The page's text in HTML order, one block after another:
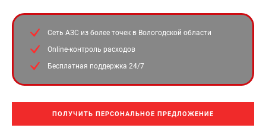
в
Вологодской
области
Сеть АЗС из более точек в Вологодской области
Online-контроль расходов
Бесплатная поддержка 24/7
ПОЛУЧИТЬ ПЕРСОНАЛЬНОЕ ПРЕДЛОЖЕНИЕ